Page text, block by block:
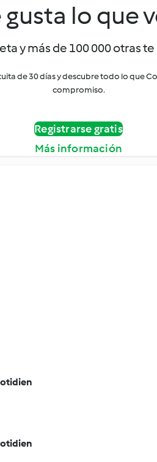
gusta lo que
y más de 100 000 otras
de 30 días y descubre todo lo que
compromiso.
Registrarse gratis
Más información